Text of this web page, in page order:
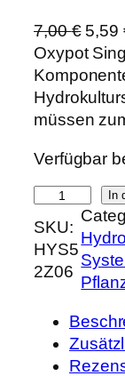
7,00€ U
r
s
p
r
n
g
l
c
h
r
P
r
5,59
Oxypot
müssen
Verfügbar
x
y
p
In
SKU:
HYS5
2Z06